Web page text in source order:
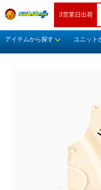
3営業日出荷
アイテムから探す ユニット